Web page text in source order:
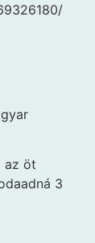
az öt
3